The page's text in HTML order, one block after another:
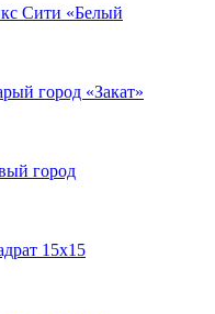
Сити «Белый
город «Закат»
город
15х15